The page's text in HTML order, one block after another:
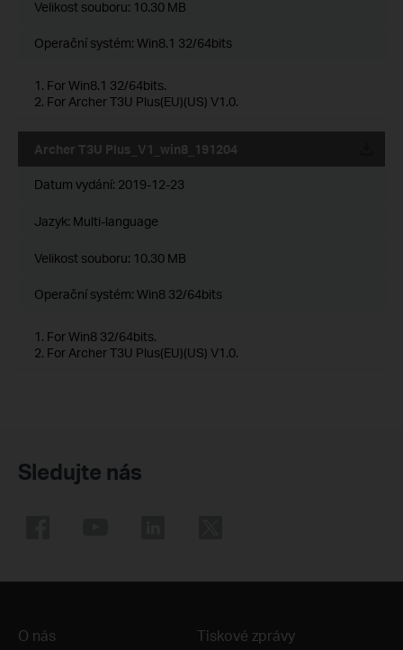
Velikost souboru: 10.30 MB
Operační systém: Win8.1 32/64bits
1. For Win8.1 32/64bits.
2. For Archer T3U Plus(EU)(US) V1.0.
Archer T3U Plus_V1_win8_191204
Datum vydání: 2019-12-23
Jazyk: Multi-language
Velikost souboru: 10.30 MB
Operační systém: Win8 32/64bits
1. For Win8 32/64bits.
2. For Archer T3U Plus(EU)(US) V1.0.
Sledujte nás
O nás Tiskové zprávy